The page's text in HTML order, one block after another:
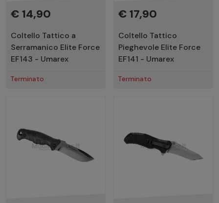
€ 14,90
Coltello Tattico a
Serramanico Elite Force
EF143 - Umarex
Terminato
€ 17,90
Coltello Tattico
Pieghevole Elite Force
EF141 - Umarex
Terminato